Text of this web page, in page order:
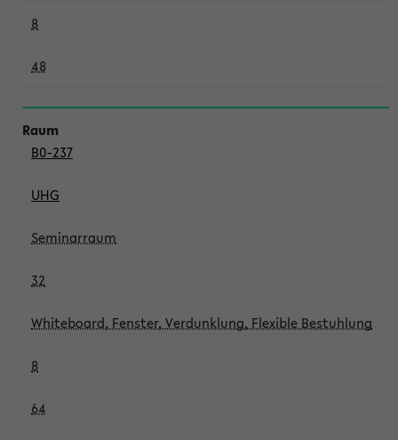
8
48
B0-237
UHG
Seminarraum
32
Whiteboard, Fenster, Verdunklung, Flexible Bestuhlung
8
64